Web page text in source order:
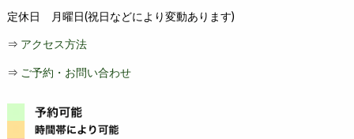
定休日 月曜日(祝日などにより変動あります)
⇒ アクセス方法
⇒ ご予約・お問い合わせ